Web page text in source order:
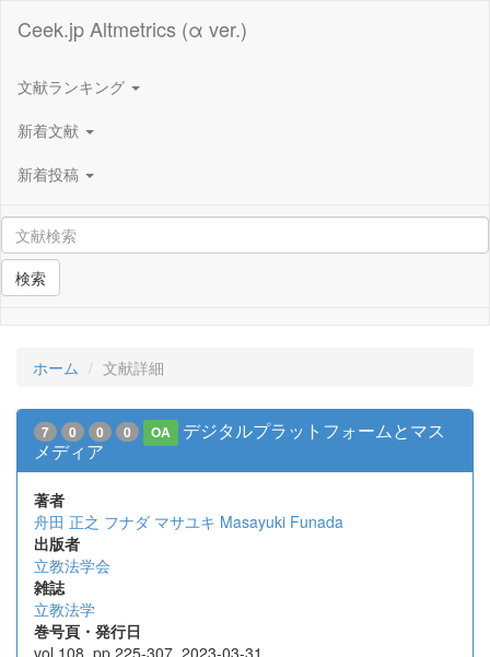
Ceek.jp Altmetrics (α ver.)
文献ランキング
新着文献
新着投稿
検索
ホーム 文献詳細
7 0 0 0 OA
デジタルプラットフォームとマス
メディア
著者
舟田 正之 フナダ マサユキ Masayuki Funada
出版者
立教法学会
雑誌
立教法学
巻号頁・発行日
vol.108, pp.225-307, 2023-03-31